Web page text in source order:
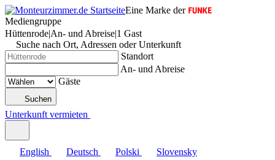
Eine Marke der
Mediengruppe
Hüttenrode|An- und Abreise|1 Gast
Suche nach Ort, Adressen oder Unterkunft
Standort
An- und Abreise
Gäste
Suchen
Unterkunft vermieten
English Deutsch Polski Slovensky